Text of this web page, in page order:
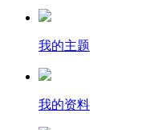
我的主题
我的资料